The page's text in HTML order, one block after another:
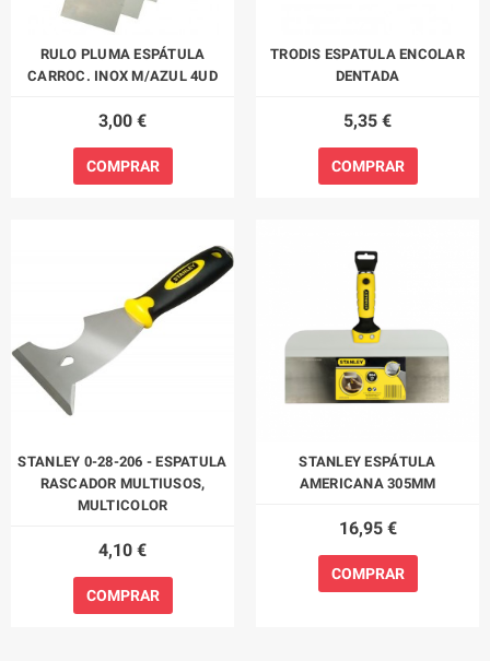
RULO PLUMA ESPÁTULA
CARROC. INOX M/AZUL 4UD
3,00 €
COMPRAR
TRODIS ESPATULA ENCOLAR
DENTADA
5,35 €
COMPRAR
STANLEY 0-28-206 - ESPATULA
RASCADOR MULTIUSOS,
MULTICOLOR
4,10 €
COMPRAR
STANLEY ESPÁTULA
AMERICANA 305MM
16,95 €
COMPRAR